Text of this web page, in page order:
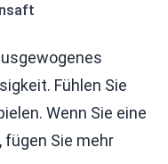
Fühlen Sie
Wenn Sie eine
Sie mehr